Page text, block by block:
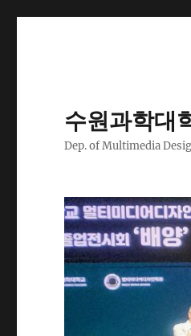
수원과학대
Dep. of Multimedia